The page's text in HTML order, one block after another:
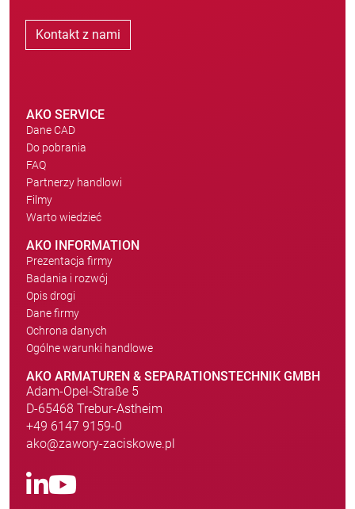
Kontakt z nami
AKO SERVICE
Dane CAD
Do pobrania
FAQ
Partnerzy handlowi
Filmy
Warto wiedzieć
AKO INFORMATION
Prezentacja firmy
Badania i rozwój
Opis drogi
Dane firmy
Ochrona danych
Ogólne warunki handlowe
AKO ARMATUREN & SEPARATIONSTECHNIK GMBH
Adam-Opel-Straße 5
D-65468 Trebur-Astheim
+49 6147 9159-0
ako@zawory-zaciskowe.pl